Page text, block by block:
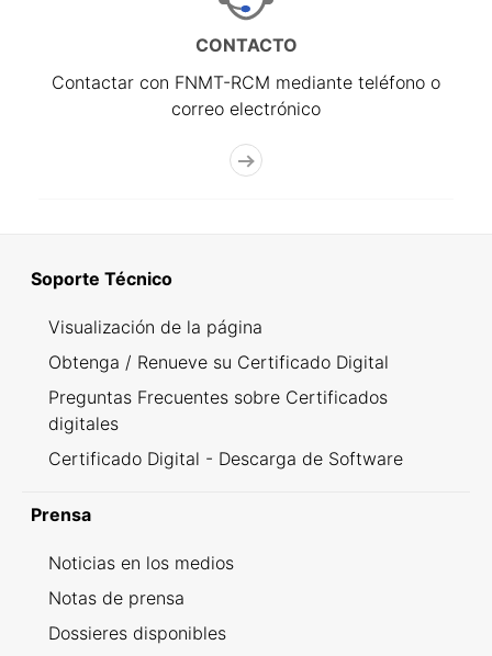
CONTACTO
Contactar con FNMT-RCM mediante teléfono o
correo electrónico
Soporte Técnico
Visualización de la página
Obtenga / Renueve su Certificado Digital
Preguntas Frecuentes sobre Certificados
digitales
Certificado Digital - Descarga de Software
Prensa
Noticias en los medios
Notas de prensa
Dossieres disponibles